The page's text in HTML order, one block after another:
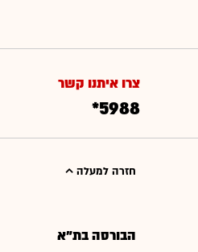
צרו איתנו קשר
*5988
חזרה למעלה
הבורסה בת"א